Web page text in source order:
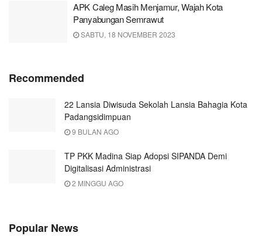
APK Caleg Masih Menjamur, Wajah Kota
Panyabungan Semrawut
SABTU, 18 NOVEMBER 2023
Recommended
22 Lansia Diwisuda Sekolah Lansia Bahagia Kota
Padangsidimpuan
9 BULAN AGO
TP PKK Madina Siap Adopsi SIPANDA Demi
Digitalisasi Administrasi
2 MINGGU AGO
Popular News